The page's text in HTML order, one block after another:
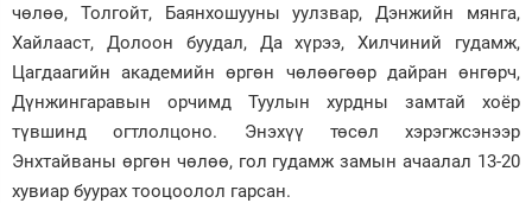
чөлөө, Толгойт, Баянхошууны уулзвар, Дэнжийн мянга,
Хайлааст, Долоон буудал, Да хүрээ, Хилчиний гудамж,
Цагдаагийн академийн өргөн чөлөөгөөр дайран өнгөрч,
Дүнжингаравын орчимд Туулын хурдны замтай хоёр
түвшинд огтлолцоно. Энэхүү төсөл хэрэгжсэнээр
Энхтайваны өргөн чөлөө, гол гудамж замын ачаалал 13-20
хувиар буурах тооцоолол гарсан.